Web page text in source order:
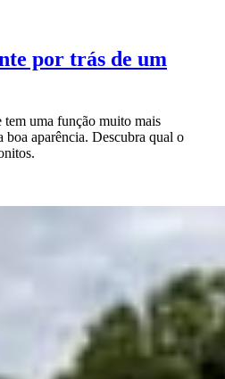
por trás de um
uma função muito mais
boa aparência. Descubra qual o